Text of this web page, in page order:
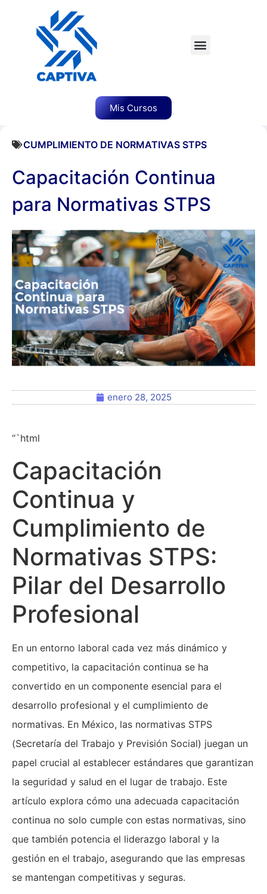
Mis Cursos
CUMPLIMIENTO DE NORMATIVAS STPS
Capacitación Continua
para Normativas STPS
enero 28, 2025
“`html
Capacitación
Continua y
Cumplimiento de
Normativas STPS:
Pilar del Desarrollo
Profesional
En un entorno laboral cada vez más dinámico y
competitivo, la capacitación continua se ha
convertido en un componente esencial para el
desarrollo profesional y el cumplimiento de
normativas. En México, las normativas STPS
(Secretaría del Trabajo y Previsión Social) juegan un
papel crucial al establecer estándares que garantizan
la seguridad y salud en el lugar de trabajo. Este
artículo explora cómo una adecuada capacitación
continua no solo cumple con estas normativas, sino
que también potencia el liderazgo laboral y la
gestión en el trabajo, asegurando que las empresas
se mantengan competitivas y seguras.